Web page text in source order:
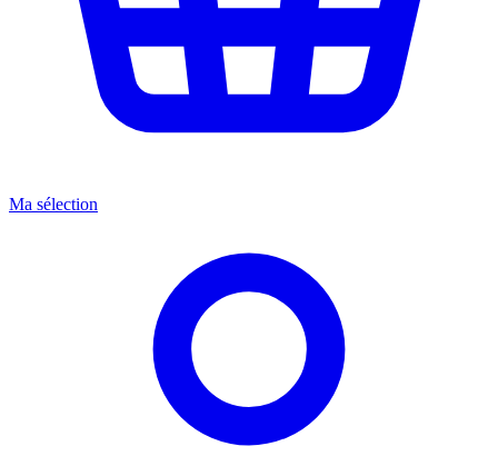
Ma sélection